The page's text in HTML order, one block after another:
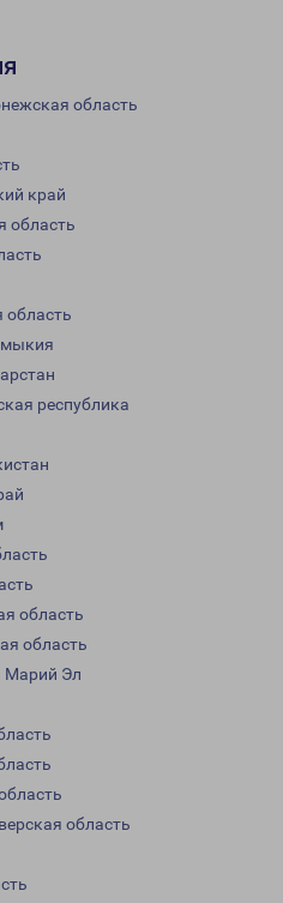
область
край
область
область
республика
область
область
Марий Эл
область